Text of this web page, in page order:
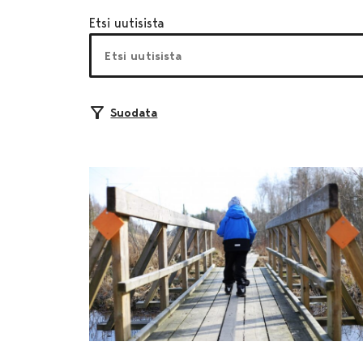
Etsi uutisista
Suodata